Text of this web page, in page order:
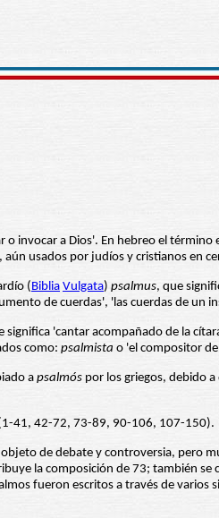
usados por judíos y cristianos en
(Biblia Vulgata) psalmus, que
de cuerdas', 'las cuerdas de un
significa 'cantar acompañado de la
como: psalmista o 'el compositor
apsalmós por los griegos, debido
41, 42-72, 73-89, 90-106, 107-150).
de debate y controversia, pero
la composición de 73; también
fueron escritos a través de